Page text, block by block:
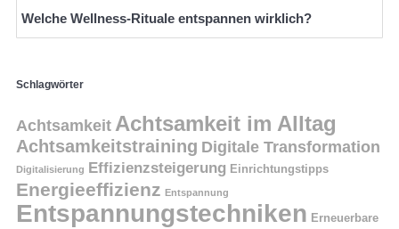
Welche Wellness-Rituale entspannen wirklich?
Schlagwörter
Achtsamkeit Achtsamkeit im Alltag
Achtsamkeitstraining Digitale Transformation
Digitalisierung Effizienzsteigerung Einrichtungstipps
Energieeffizienz Entspannung
Entspannungstechniken Erneuerbare